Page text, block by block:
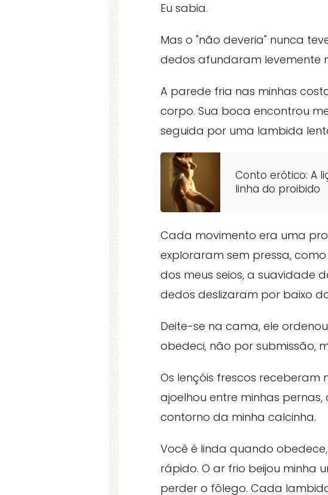
Eu sabia.
Mas o "não deveria" nunca
dedos afundaram levemente
A parede fria nas minhas
corpo. Sua boca encontrou
seguida por uma lambida
Conto erótico: A
linha do proibido
Cada movimento era uma
exploraram sem pressa,
dos meus seios, a suavidade
dedos deslizaram por baixo
Deite-se na cama, ele
obedeci, não por submissão,
Os lençóis frescos
ajoelhou entre minhas
contorno da minha calcinha.
Você é linda quando
rápido. O ar frio beijou minha
perder o fôlego. Cada